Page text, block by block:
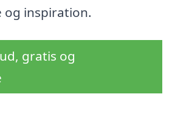
inspiration.
gratis og